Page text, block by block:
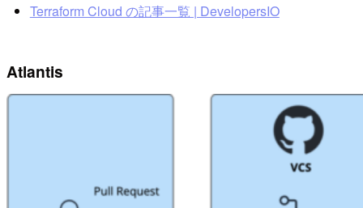
Terraform Cloud の記事一覧 | DevelopersIO
Atlantis